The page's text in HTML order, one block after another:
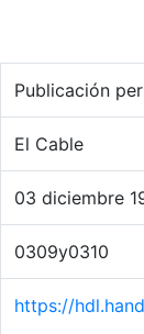
Publicación
El Cable
03 diciembre
0309y0310
https://